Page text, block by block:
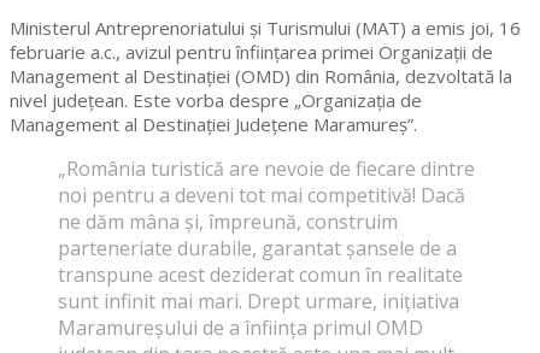
Ministerul Antreprenoriatului și Turismului (MAT) a emis joi, 16
februarie a.c., avizul pentru înființarea primei Organizații de
Management al Destinației (OMD) din România, dezvoltată la
nivel județean. Este vorba despre „Organizația de
Management al Destinației Județene Maramureș”.
„România turistică are nevoie de fiecare dintre
noi pentru a deveni tot mai competitivă! Dacă
ne dăm mâna și, împreună, construim
parteneriate durabile, garantat șansele de a
transpune acest deziderat comun în realitate
sunt infinit mai mari. Drept urmare, inițiativa
Maramureșului de a înființa primul OMD